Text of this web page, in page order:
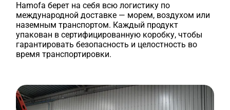
Hamofa берет на себя всю логистику по
международной доставке — морем, воздухом или
наземным транспортом. Каждый продукт
упакован в сертифицированную коробку, чтобы
гарантировать безопасность и целостность во
время транспортировки.